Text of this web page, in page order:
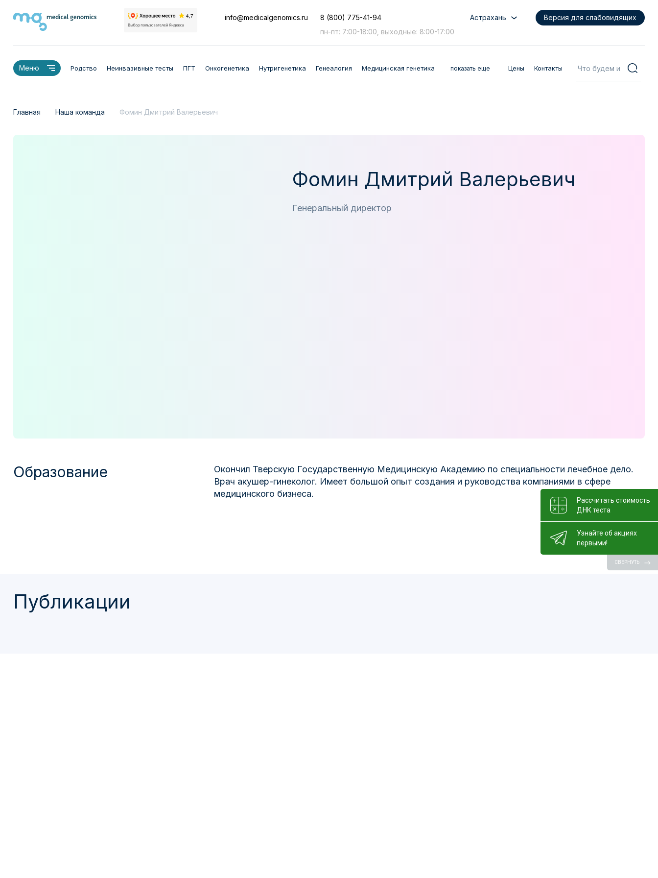
info@medicalgenomics.ru
8 (800) 775-41-94
пн-пт: 7:00-18:00, выходные: 8:00-17:00
Астрахань Версия для слабовидящих
Меню Родство Неинвазивные тесты ПГТ Онкогенетика Нутригенетика Генеалогия Медицинская генетика показать еще Цены Контакты
Главная Наша команда Фомин Дмитрий Валерьевич
Фомин Дмитрий Валерьевич
Генеральный директор
Образование
Окончил Тверскую Государственную Медицинскую Академию по специальности лечебное дело.
Врач акушер-гинеколог. Имеет большой опыт создания и руководства компаниями в сфере
медицинского бизнеса.
Публикации
Рассчитать стоимость
ДНК теста
Узнайте об акциях
первыми!
СВЕРНУТЬ